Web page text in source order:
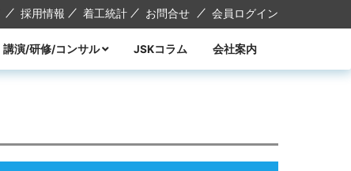
採用情報 着工統計 お問合せ 会員ログイン
講演/研修/コンサル JSKコラム 会社案内